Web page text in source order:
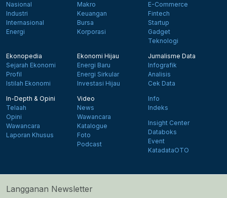
Nasional
Industri
Internasional
Energi
Makro
Keuangan
Bursa
Korporasi
E-Commerce
Fintech
Startup
Gadget
Teknologi
Ekonopedia
Sejarah Ekonomi
Profil
Istilah Ekonomi
Ekonomi Hijau
Energi Baru
Energi Sirkular
Investasi Hijau
Jurnalisme Data
Infografik
Analisis
Cek Data
In-Depth & Opini
Telaah
Opini
Wawancara
Laporan Khusus
Video
News
Wawancara
Katalogue
Foto
Podcast
Info
Indeks
Insight Center
Databoks
Event
KatadataOTO
Langganan Newsletter